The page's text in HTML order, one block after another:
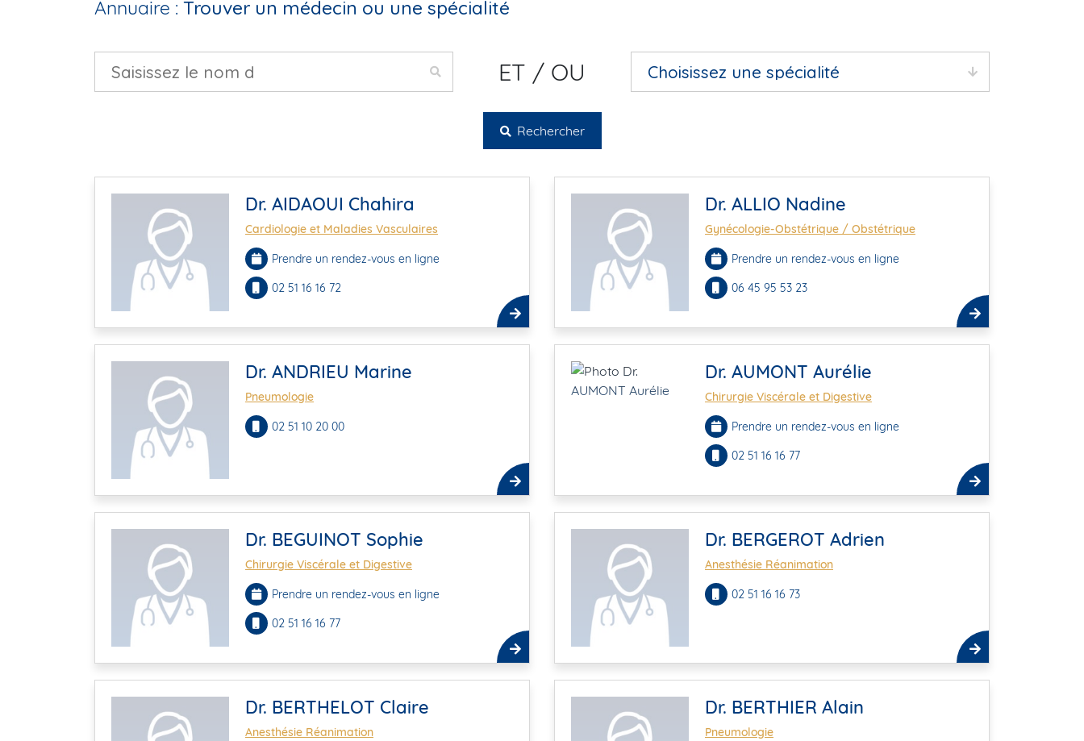
Annuaire : Trouver un médecin ou une spécialité
ET / OU
Rechercher
Dr. AIDAOUI Chahira
Cardiologie et Maladies Vasculaires
Prendre un rendez-vous en ligne
02 51 16 16 72
Dr. ALLIO Nadine
Gynécologie-Obstétrique / Obstétrique
Prendre un rendez-vous en ligne
06 45 95 53 23
Dr. ANDRIEU Marine
Pneumologie
02 51 10 20 00
Dr. AUMONT Aurélie
Chirurgie Viscérale et Digestive
Prendre un rendez-vous en ligne
02 51 16 16 77
Dr. BEGUINOT Sophie
Chirurgie Viscérale et Digestive
Prendre un rendez-vous en ligne
02 51 16 16 77
Dr. BERGEROT Adrien
Anesthésie Réanimation
02 51 16 16 73
Dr. BERTHELOT Claire
Anesthésie Réanimation
Dr. BERTHIER Alain
Pneumologie